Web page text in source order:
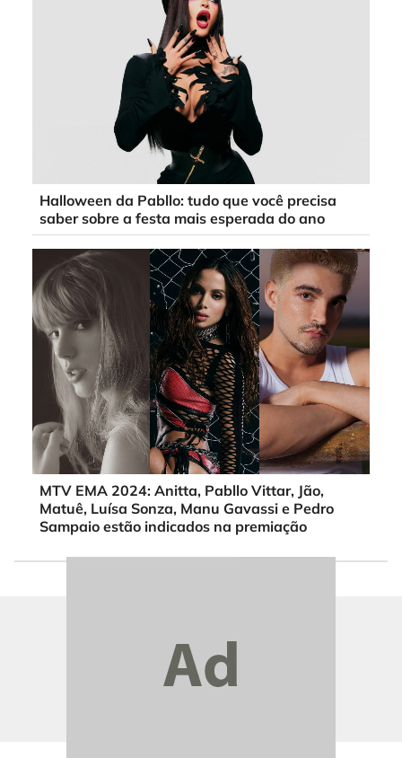
Halloween da Pabllo: tudo que você precisa
saber sobre a festa mais esperada do ano
MTV EMA 2024: Anitta, Pabllo Vittar, Jão,
Matuê, Luísa Sonza, Manu Gavassi e Pedro
Sampaio estão indicados na premiação